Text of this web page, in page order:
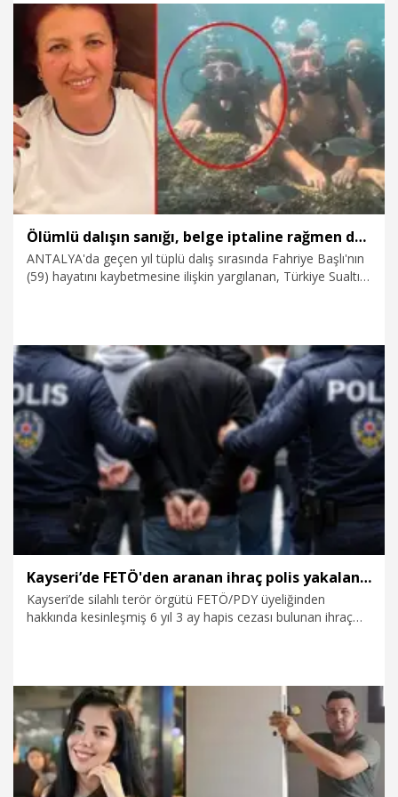
edildi.
4.08.2026 Gündem
Ölümlü dalışın sanığı, belge iptaline rağmen dalışta
ANTALYA'da geçen yıl tüplü dalış sırasında Fahriye Başlı'nın
(59) hayatını kaybetmesine ilişkin yargılanan, Türkiye Sualtı
edildi.
4.08.2026 Video
Kayseri’de FETÖ'den aranan ihraç polis yakalandı
Kayseri’de silahlı terör örgütü FETÖ/PDY üyeliğinden
hakkında kesinleşmiş 6 yıl 3 ay hapis cezası bulunan ihraç
4.08.2026 Gündem